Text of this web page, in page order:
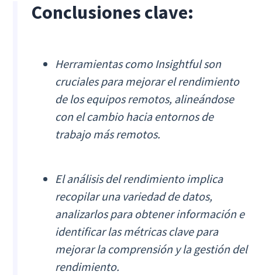
Conclusiones clave:
Herramientas como Insightful son
cruciales para mejorar el rendimiento
de los equipos remotos, alineándose
con el cambio hacia entornos de
trabajo más remotos.
El análisis del rendimiento implica
recopilar una variedad de datos,
analizarlos para obtener información e
identificar las métricas clave para
mejorar la comprensión y la gestión del
rendimiento.